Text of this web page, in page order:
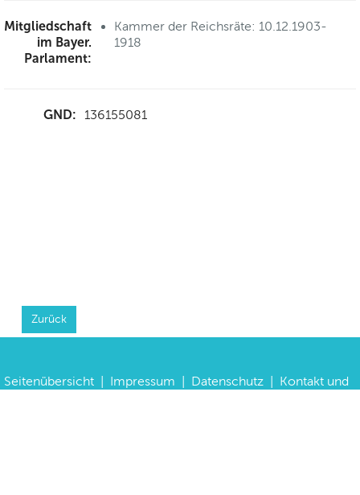
Mitgliedschaft
im Bayer.
Parlament:
Kammer der Reichsräte: 10.12.1903-
1918
GND: 136155081
Zurück
Seitenübersicht Impressum Datenschutz
Kontakt und